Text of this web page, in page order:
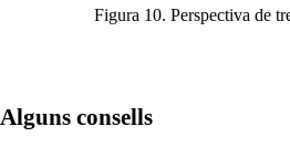
Figura 10. Perspectiva de
Alguns consells